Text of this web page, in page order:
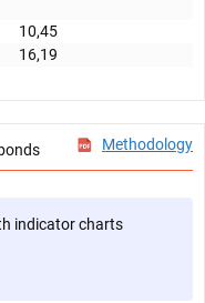
10,45
16,19
Methodology
indicator charts